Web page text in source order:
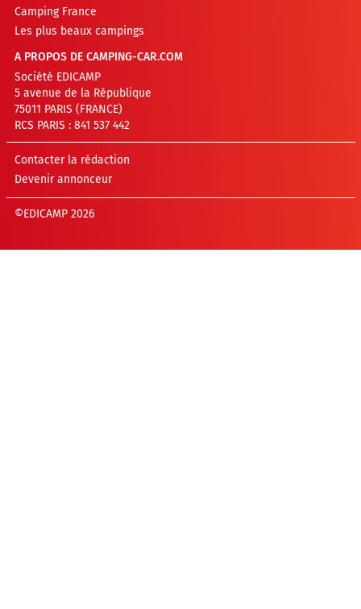
Camping France
Les plus beaux campings
A PROPOS DE CAMPING-CAR.COM
Société EDICAMP
5 avenue de la République
75011 PARIS (FRANCE)
RCS PARIS : 841 537 442
Contacter la rédaction
Devenir annonceur
©EDICAMP 2026